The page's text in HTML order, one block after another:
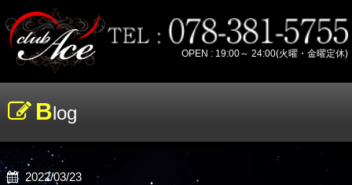
OPEN : 19:00～ 24:00(火曜・金曜定休)
Blog
2022/03/23